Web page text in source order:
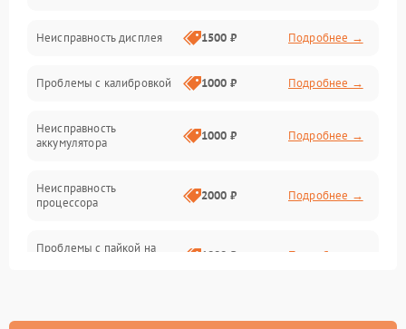
Электроника/Механические
Механические повреждения
Неисправность дисплея 1500 ₽ Подробнее →
Проблемы с калибровкой 1000 ₽ Подробнее →
Неисправность
аккумулятора
1000 ₽ Подробнее →
Неисправность
процессора
2000 ₽ Подробнее →
Проблемы с пайкой на
1000 ₽ Подробнее →
управления